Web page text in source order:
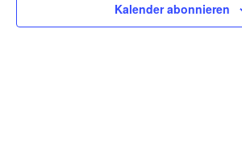
Kalender abonnieren